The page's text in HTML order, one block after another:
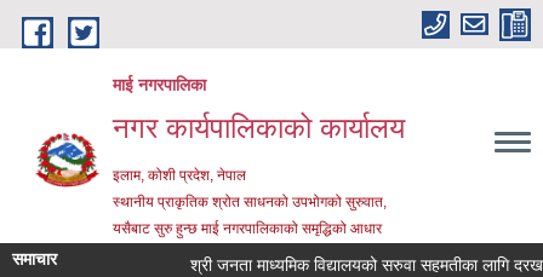
Skip to main content
माई नगरपालिका
नगर कार्यपालिकाको कार्यालय
इलाम, कोशी प्रदेश, नेपाल
स्थानीय प्राकृतिक श्रोत साधनको उपभोगको सुरुवात,
यसैबाट सुरु हुन्छ माई नगरपालिकाको समृद्धिको आधार
समाचार श्री जनता माध्यमिक विद्यालयको सरुवा सहमतीका लागि